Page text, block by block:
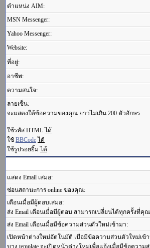
ตำแหน่ง AIM:
MSN Messenger:
Yahoo Messenger:
Website:
ที่อยู่:
อาชีพ:
ความสนใจ:
ลายเซ็น:
จะแสดงใต้ข้อความของคุณ ยาวไม่เกิน 200 ตัวอักษร
ใช้รหัส HTML ได้
ใช้ BBCode ได้
ใช้รูปรอยยิ้ม ได้
แสดง Email เสมอ:
ซ่อนสถานะการ online ของคุณ:
เตือนเมื่อมีผู้ตอบเสมอ:
ส่ง Email เตือนเมื่อมีผู้ตอบ สามารถเปลี่ยนได้ทุกครั้งที่
ส่ง Email เตือนเมื่อมีข้อความส่วนตัวใหม่เข้ามา:
เปิดหน้าต่างใหม่อัตโนมัติ เมื่อมีข้อความส่วนตัวใหม่เข้
บาง template จะเปิดหน้าต่างใหม่เพื่อแจ้งเมื่อมีข้อความ